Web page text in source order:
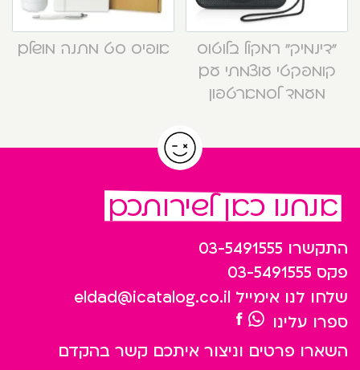
“דינמיק” רמקול בלוטוס
קומפקטי עוצמתי עם
מעמד לסמארטפון
אופיס סט מתנה מושלם
אנחנו כאן לשירותכם
התקשרו 03-5491555
פקס 03-5491555
שלחו לנו אימייל eldad@icatalog.co.il
ספרו עלינו
השארו פרטים וניצור איתכם קשר בהקדם